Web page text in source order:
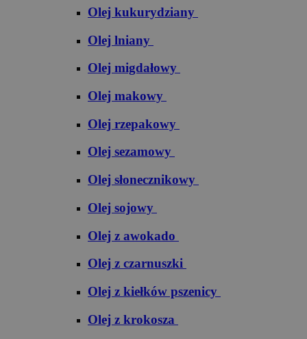
Olej kukurydziany
Olej lniany
Olej migdałowy
Olej makowy
Olej rzepakowy
Olej sezamowy
Olej słonecznikowy
Olej sojowy
Olej z awokado
Olej z czarnuszki
Olej z kiełków pszenicy
Olej z krokosza